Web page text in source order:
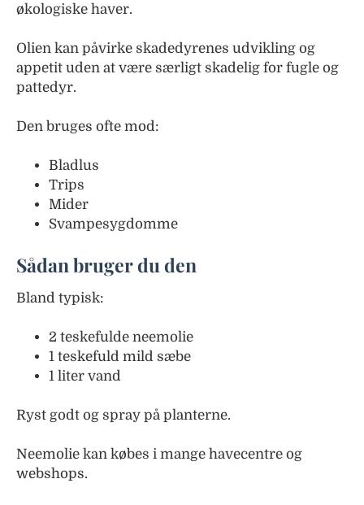
økologiske haver.
Olien kan påvirke skadedyrenes udvikling og
appetit uden at være særligt skadelig for fugle og
pattedyr.
Den bruges ofte mod:
Bladlus
Trips
Mider
Svampesygdomme
Sådan bruger du den
Bland typisk:
2 teskefulde neemolie
1 teskefuld mild sæbe
1 liter vand
Ryst godt og spray på planterne.
Neemolie kan købes i mange havecentre og
webshops.